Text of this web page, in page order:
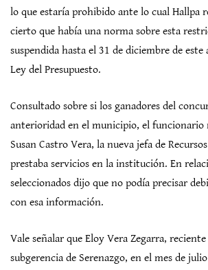
lo que estaría prohibido ante lo cual Hallpa
cierto que había una norma sobre esta
suspendida hasta el 31 de diciembre de este
Ley del Presupuesto.
Consultado sobre si los ganadores del
anterioridad en el municipio, el funcionario
Susan Castro Vera, la nueva jefa de
prestaba servicios en la institución. En
seleccionados dijo que no podía precisar
con esa información.
Vale señalar que Eloy Vera Zegarra,
subgerencia de Serenazgo, en el mes de